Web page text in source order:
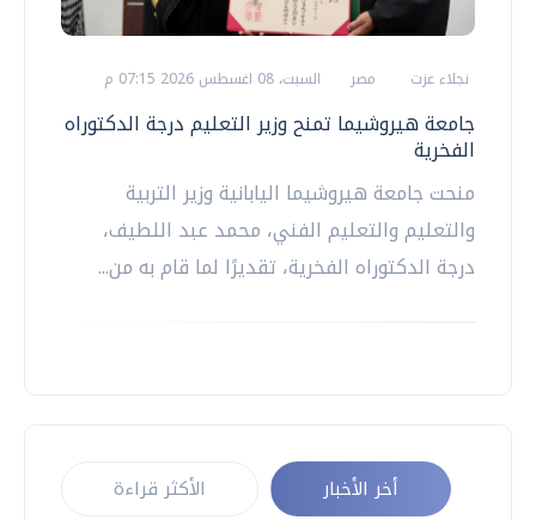
نجلاء عزت مصر السبت، 08 اغسطس 2026 07:15 م
جامعة هيروشيما تمنح وزير التعليم درجة الدكتوراه
الفخرية
منحت جامعة هيروشيما اليابانية وزير التربية
والتعليم والتعليم الفني، محمد عبد اللطيف،
درجة الدكتوراه الفخرية، تقديرًا لما قام به من...
أخر الأخبار الأكثر قراءة